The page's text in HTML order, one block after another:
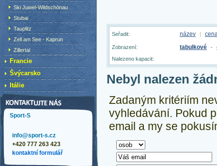
Seřadit: název |
Zobrazení: tabulkové -
Nalezeno kapacit:
Nebyl nalezen
Zadaným kritériím
vyhledávání. Pokud
email a my se
Ski Juwel-Wildschönau
Stubai
Tauplitz
Zell am See - Kaprun
Zillertal
Francie
Švýcarsko
Itálie
Sport-S
info@sport-s.cz
+420 777 263 423
kontaktní formulář